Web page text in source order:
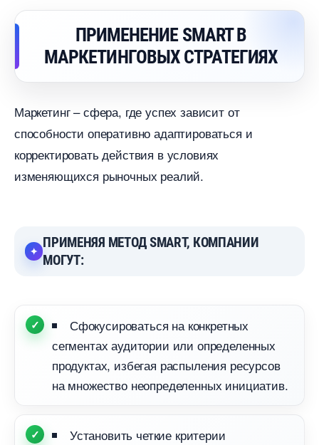
ПРИМЕНЕНИЕ SMART
МАРКЕТИНГОВЫХ СТРАТЕГИЯХ
Маркетинг – сфера, где успех зависит от
способности оперативно адаптироваться и
корректировать действия в условиях
изменяющихся рыночных реалий.
ПРИМЕНЯЯ МЕТОД SMART, КОМПАНИИ
МОГУТ:
Сфокусироваться на конкретных
сегментах аудитории или определенных
продуктах, избегая распыления ресурсо
на множество неопределенных инициатив.
Установить четкие критерии